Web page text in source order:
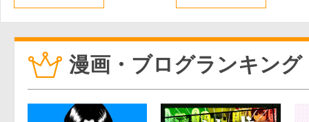
漫画・ブログランキング